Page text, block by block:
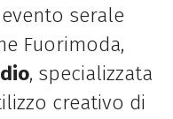
serale
Fuorimoda,
, specializzata
creativo di